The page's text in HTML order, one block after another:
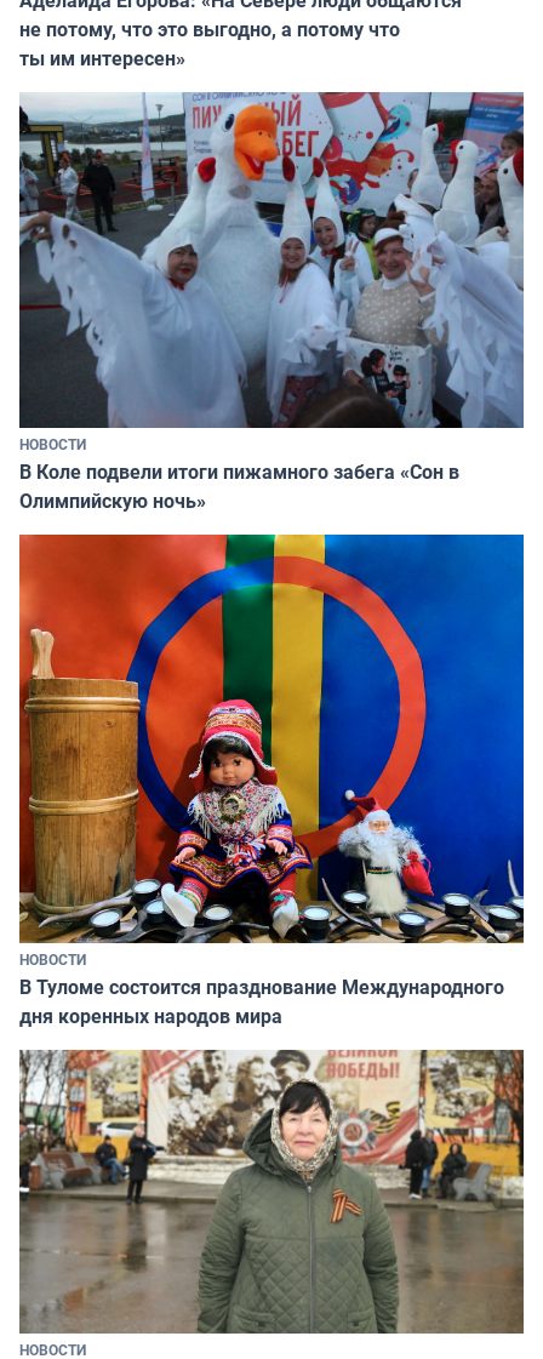
не потому, что это выгодно, а потому что
ты им интересен»
НОВОСТИ
В Коле подвели итоги пижамного забега «Сон в
Олимпийскую ночь»
НОВОСТИ
В Туломе состоится празднование Международного
дня коренных народов мира
НОВОСТИ